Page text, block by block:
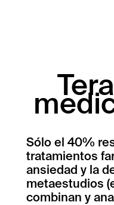
Sólo el 40%
tratamientos
ansiedad y la
metaestudios
combinan y